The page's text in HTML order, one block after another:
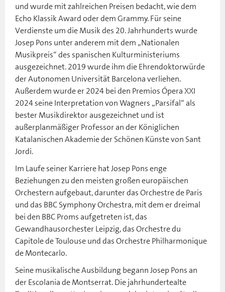
und wurde mit zahlreichen Preisen bedacht, wie dem
Echo Klassik Award oder dem Grammy. Für seine
Verdienste um die Musik des 20. Jahrhunderts wurde
Josep Pons unter anderem mit dem „Nationalen
Musikpreis“ des spanischen Kulturministeriums
ausgezeichnet. 2019 wurde ihm die Ehrendoktorwürde
der Autonomen Universität Barcelona verliehen.
Außerdem wurde er 2024 bei den Premios Ópera XXI
2024 seine Interpretation von Wagners „Parsifal“ als
bester Musikdirektor ausgezeichnet und ist
außerplanmäßiger Professor an der Königlichen
Katalanischen Akademie der Schönen Künste von Sant
Jordi.
Im Laufe seiner Karriere hat Josep Pons enge
Beziehungen zu den meisten großen europäischen
Orchestern aufgebaut, darunter das Orchestre de Paris
und das BBC Symphony Orchestra, mit dem er dreimal
bei den BBC Proms aufgetreten ist, das
Gewandhausorchester Leipzig, das Orchestre du
Capitole de Toulouse und das Orchestre Philharmonique
de Montecarlo.
Seine musikalische Ausbildung begann Josep Pons an
der Escolania de Montserrat. Die jahrhundertealte